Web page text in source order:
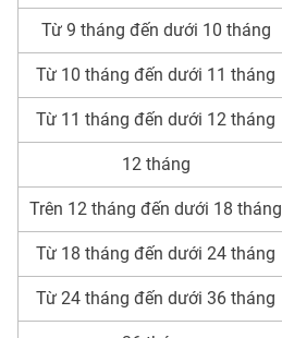
Từ 9 tháng đến dưới 10 tháng
Từ 10 tháng đến dưới 11 tháng
Từ 11 tháng đến dưới 12 tháng
12 tháng
Trên 12 tháng đến dưới 18 tháng
Từ 18 tháng đến dưới 24 tháng
Từ 24 tháng đến dưới 36 tháng